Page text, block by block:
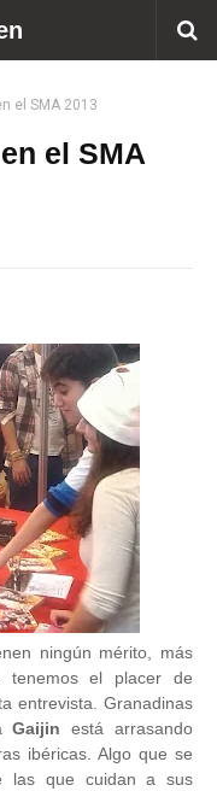
el SMA 2013
el SMA
ningún mérito, más
el placer de
entrevista. Granadinas
Gaijin está arrasando
ibéricas. Algo que se
las que cuidan a sus